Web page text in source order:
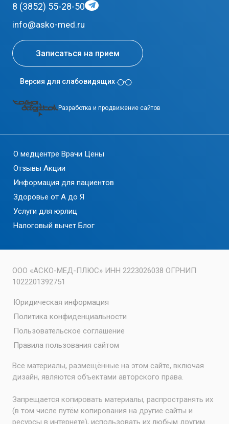
8 (3852) 55-28-50
info@asko-med.ru
Записаться на прием
Версия для слабовидящих
Разработка и продвижение сайтов
О медцентре Врачи Цены
Отзывы Акции
Информация для пациентов
Здоровье от А до Я
Услуги для юрлиц
Налоговый вычет Блог
ООО «АСКО-МЕД-ПЛЮС» ИНН 2223026038 ОГРНИП
1022201392751
Юридическая информация
Политика конфиденциальности
Пользовательское соглашение
Правила пользования сайтом
Все материалы, размещённые на этом сайте, включая
дизайн, являются объектами авторского права.
Запрещается копировать материалы, распространять их
(в том числе путём копирования на другие сайты и
ресурсы в интернете), использовать их любым другим